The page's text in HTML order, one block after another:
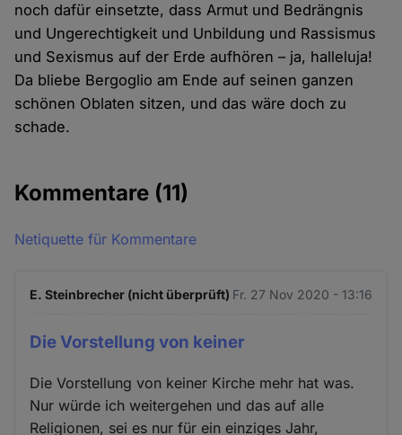
noch dafür einsetzte, dass Armut und Bedrängnis
und Ungerechtigkeit und Unbildung und Rassismus
und Sexismus auf der Erde aufhören – ja, halleluja!
Da bliebe Bergoglio am Ende auf seinen ganzen
schönen Oblaten sitzen, und das wäre doch zu
schade.
Kommentare (11)
Netiquette für Kommentare
E. Steinbrecher (nicht überprüft) Fr. 27 Nov 2020 - 13:16
Die Vorstellung von keiner
Die Vorstellung von keiner Kirche mehr hat was.
Nur würde ich weitergehen und das auf alle
Religionen, sei es nur für ein einziges Jahr,